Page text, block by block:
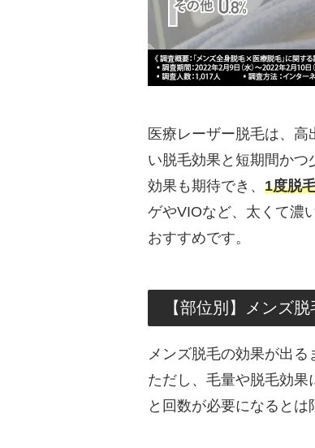
医療レーザー脱毛は、
い脱毛効果と短期間か
効果も期待でき、1度脱
ゲやVIOなど、太くて濃
おすすめです。
【部位別】メンズ
メンズ脱毛の効果が出る
ただし、毛量や脱毛効
と回数が必要になるとは